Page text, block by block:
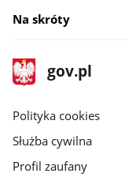
Na skróty
stopka
gov.pl
Strona
gov.pl
gov.pl
Polityka cookies
Służba cywilna
Profil zaufany